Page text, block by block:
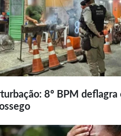
8º BPM deflagra